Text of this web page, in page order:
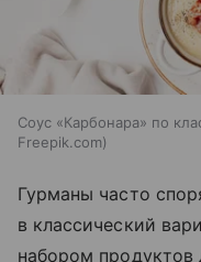
Соус «Карбонара» по
Freepik.com
Гурманы часто
в классический
набором продуктов